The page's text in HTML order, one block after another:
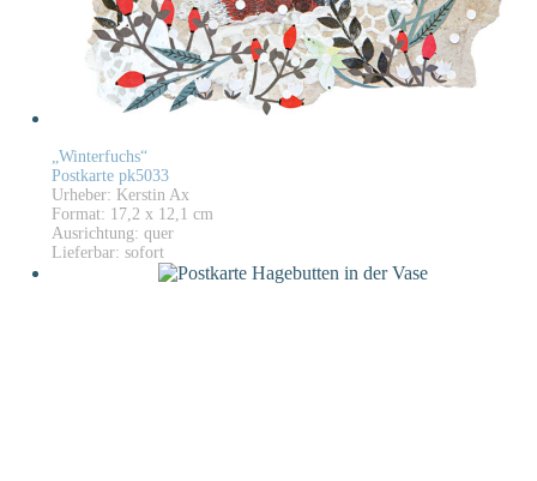
„Winterfuchs“
Postkarte pk5033
Urheber: Kerstin Ax
Format: 17,2 x 12,1 cm
Ausrichtung: quer
Lieferbar: sofort